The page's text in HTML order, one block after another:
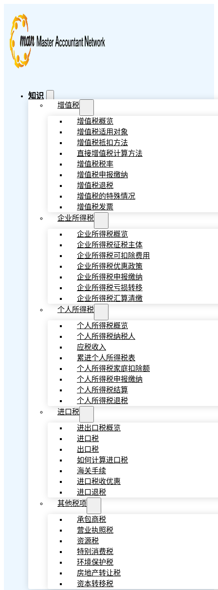
知识
增值税
增值税概览
增值税适用对象
增值税抵扣方法
直接增值税计算方法
增值税税率
增值税申报缴纳
增值税退税
增值税的特殊情况
增值税发票
企业所得税
企业所得税概览
企业所得税征税主体
企业所得税可扣除费用
企业所得税优惠政策
企业所得税申报缴纳
企业所得税亏损转移
企业所得税汇算清缴
个人所得税
个人所得税概览
个人所得税纳税人
应税收入
累进个人所得税表
个人所得税家庭扣除额
个人所得税申报缴纳
个人所得税结算
个人所得税退税
进口税
进出口税概览
进口税
出口税
如何计算进口税
海关手续
进口税收优惠
进口退税
其他税项
承包商税
营业执照税
资源税
特别消费税
环境保护税
房地产转让税
资本转移税